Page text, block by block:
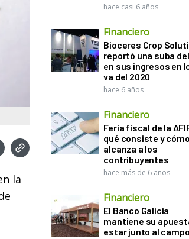
la
hace casi 6 años
Financiero
Bioceres Crop
reportó una suba
en sus ingresos en
va del 2020
hace 6 años
Financiero
Feria fiscal de la
qué consiste y cómo
alcanza a los
contribuyentes
hace más de 6 años
Financiero
El Banco Galicia
mantiene su
estar junto al campo